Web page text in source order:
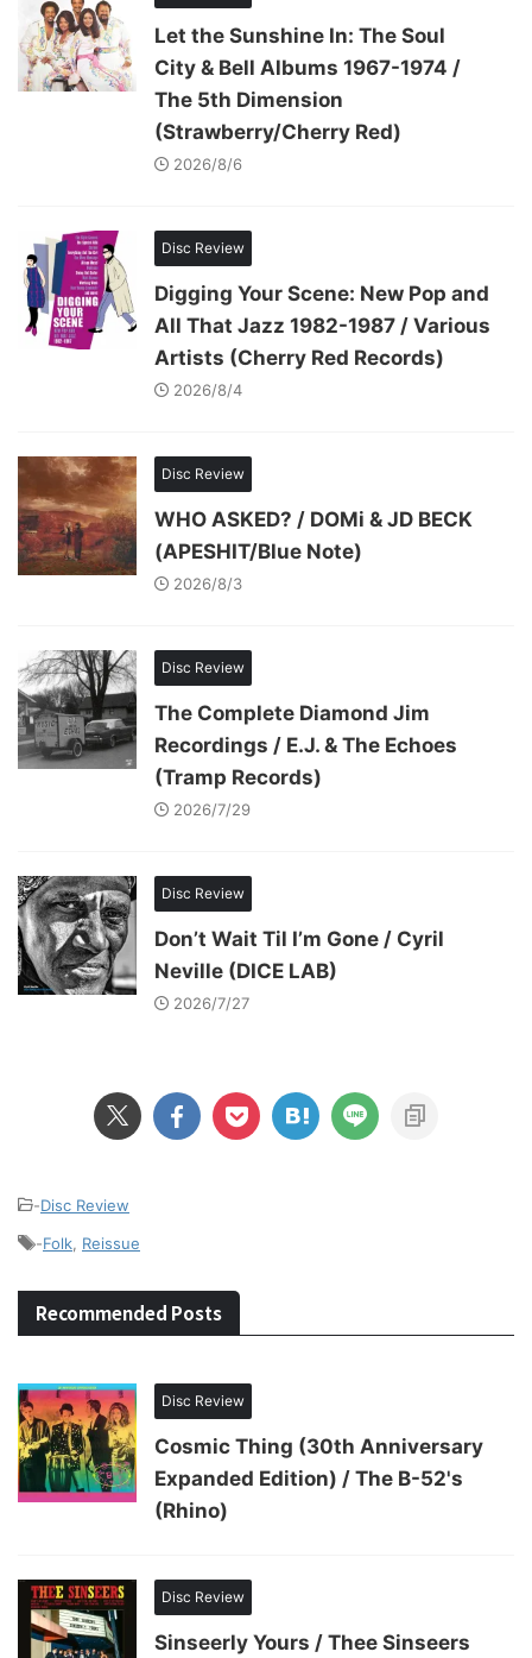
Let the Sunshine In: The Soul
City & Bell Albums 1967-1974 /
The 5th Dimension
(Strawberry/Cherry Red)
2026/8/6
Disc Review
Digging Your Scene: New Pop and
All That Jazz 1982-1987 / Various
Artists (Cherry Red Records)
2026/8/4
Disc Review
WHO ASKED? / DOMi & JD BECK
(APESHIT/Blue Note)
2026/8/3
Disc Review
The Complete Diamond Jim
Recordings / E.J. & The Echoes
(Tramp Records)
2026/7/29
Disc Review
Don’t Wait Til I’m Gone / Cyril
Neville (DICE LAB)
2026/7/27
-Disc Review
-Folk Reissue
Recommended Posts
Disc Review
Cosmic Thing (30th Anniversary
Expanded Edition) / The B-52's
(Rhino)
Disc Review
Sinseerly Yours / Thee Sinseers